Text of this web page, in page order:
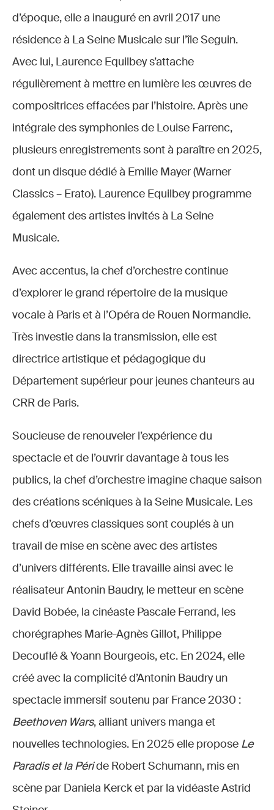
d’époque, elle a inauguré en avril 2017 une
résidence à La Seine Musicale sur l’île Seguin.
Avec lui, Laurence Equilbey s’attache
régulièrement à mettre en lumière les œuvres de
compositrices effacées par l’histoire. Après une
intégrale des symphonies de Louise Farrenc,
plusieurs enregistrements sont à paraître en 2025,
dont un disque dédié à Emilie Mayer (Warner
Classics – Erato). Laurence Equilbey programme
également des artistes invités à La Seine
Musicale.
Avec accentus, la chef d’orchestre continue
d’explorer le grand répertoire de la musique
vocale à Paris et à l’Opéra de Rouen Normandie.
Très investie dans la transmission, elle est
directrice artistique et pédagogique du
Département supérieur pour jeunes chanteurs au
CRR de Paris.
Soucieuse de renouveler l’expérience du
spectacle et de l’ouvrir davantage à tous les
publics, la chef d’orchestre imagine chaque saison
des créations scéniques à la Seine Musicale. Les
chefs d’œuvres classiques sont couplés à un
travail de mise en scène avec des artistes
d’univers différents. Elle travaille ainsi avec le
réalisateur Antonin Baudry, le metteur en scène
David Bobée, la cinéaste Pascale Ferrand, les
chorégraphes Marie-Agnès Gillot, Philippe
Decouflé & Yoann Bourgeois, etc. En 2024, elle
créé avec la complicité d’Antonin Baudry un
spectacle immersif soutenu par France 2030 :
Beethoven Wars, alliant univers manga et
nouvelles technologies. En 2025 elle propose Le
Paradis et la Péride Robert Schumann, mis en
scène par Daniela Kerck et par la vidéaste Astrid